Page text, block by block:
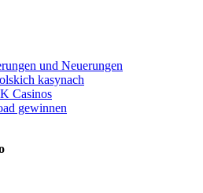
und Neuerungen
kasynach
Casinos
gewinnen